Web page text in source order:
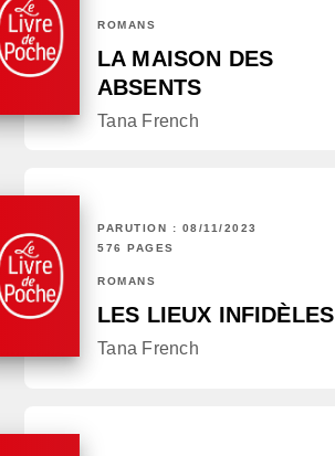
ROMANS
LA MAISON DES
ABSENTS
Tana French
PARUTION : 08/11/2023
576 PAGES
ROMANS
LES LIEUX INFIDÈLES
Tana French